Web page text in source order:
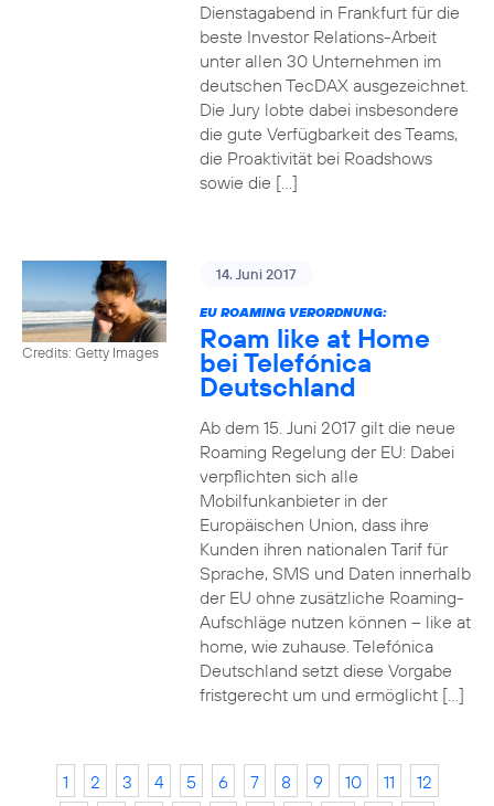
Dienstagabend in Frankfurt für die
beste Investor Relations-Arbeit
unter allen 30 Unternehmen im
deutschen TecDAX ausgezeichnet.
Die Jury lobte dabei insbesondere
die gute Verfügbarkeit des Teams,
die Proaktivität bei Roadshows
sowie die […]
Credits: Getty Images
14. Juni 2017
EU ROAMING VERORDNUNG:
Roam like at Home
bei Telefónica
Deutschland
Ab dem 15. Juni 2017 gilt die neue
Roaming Regelung der EU: Dabei
verpflichten sich alle
Mobilfunkanbieter in der
Europäischen Union, dass ihre
Kunden ihren nationalen Tarif für
Sprache, SMS und Daten innerhalb
der EU ohne zusätzliche Roaming-
Aufschläge nutzen können – like at
home, wie zuhause. Telefónica
Deutschland setzt diese Vorgabe
fristgerecht um und ermöglicht […]
1 2 3 4 5 6 7 8 9 10 11
12